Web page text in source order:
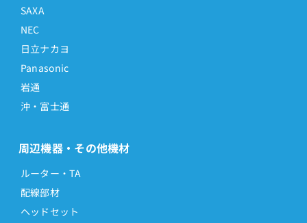
SAXA
NEC
日立ナカヨ
Panasonic
岩通
沖・富士通
周辺機器・その他機材
ルーター・TA
配線部材
ヘッドセット